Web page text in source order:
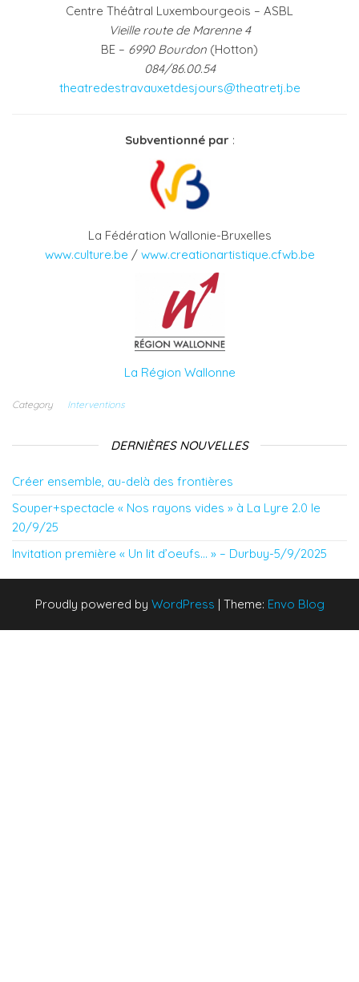
Centre Théâtral Luxembourgeois – ASBL
Vieille route de Marenne 4
BE – 6990 Bourdon (Hotton)
084/86.00.54
theatredestravauxetdesjours@theatretj.be
Subventionné par :
La Fédération Wallonie-Bruxelles
www.culture.be / www.creationartistique.cfwb.be
La Région Wallonne
Category Interventions
DERNIÈRES NOUVELLES
Créer ensemble, au-delà des frontières
Souper+spectacle « Nos rayons vides » à La Lyre 2.0 le
20/9/25
Invitation première « Un lit d’oeufs… » – Durbuy-5/9/2025
Proudly powered by WordPress | Theme: Envo Blog